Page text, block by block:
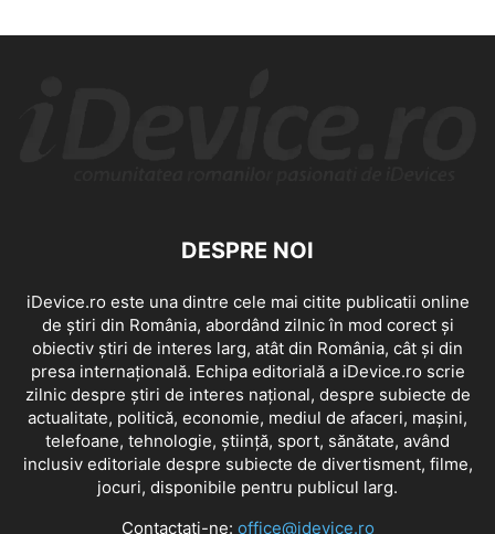
DESPRE NOI
iDevice.ro este una dintre cele mai citite publicatii online
de știri din România, abordând zilnic în mod corect și
obiectiv știri de interes larg, atât din România, cât și din
presa internațională. Echipa editorială a iDevice.ro scrie
zilnic despre știri de interes național, despre subiecte de
actualitate, politică, economie, mediul de afaceri, mașini,
telefoane, tehnologie, știință, sport, sănătate, având
inclusiv editoriale despre subiecte de divertisment, filme,
jocuri, disponibile pentru publicul larg.
Contactați-ne: office@idevice.ro